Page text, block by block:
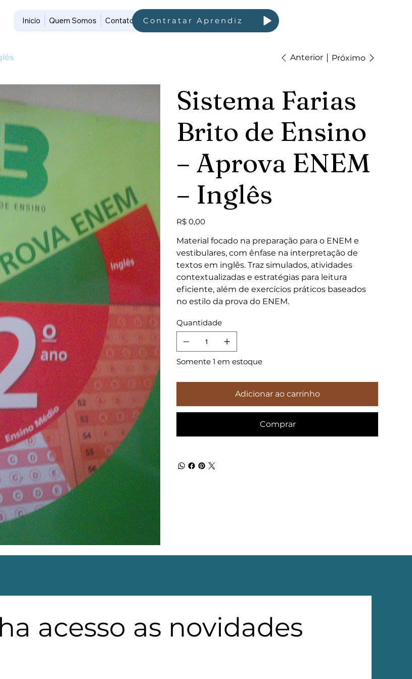
Inicio Quem Somos Contato Contratar Aprendiz
Anterior Próximo
Sistema Farias
Brito de Ensino
– Aprova ENEM
– Inglês
Preço
R$ 0,00
Material focado na preparação para o ENEM e
vestibulares, com ênfase na interpretação de
textos em inglês. Traz simulados, atividades
contextualizadas e estratégias para leitura
eficiente, além de exercícios práticos baseados
no estilo da prova do ENEM.
Quantidade
Somente 1 em estoque
Adicionar ao carrinho
Comprar
acesso as novidades